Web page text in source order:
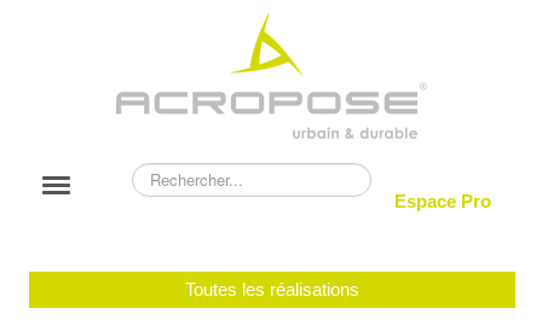
Rechercher
Espace Pro
Basculer
Toutes les réalisations